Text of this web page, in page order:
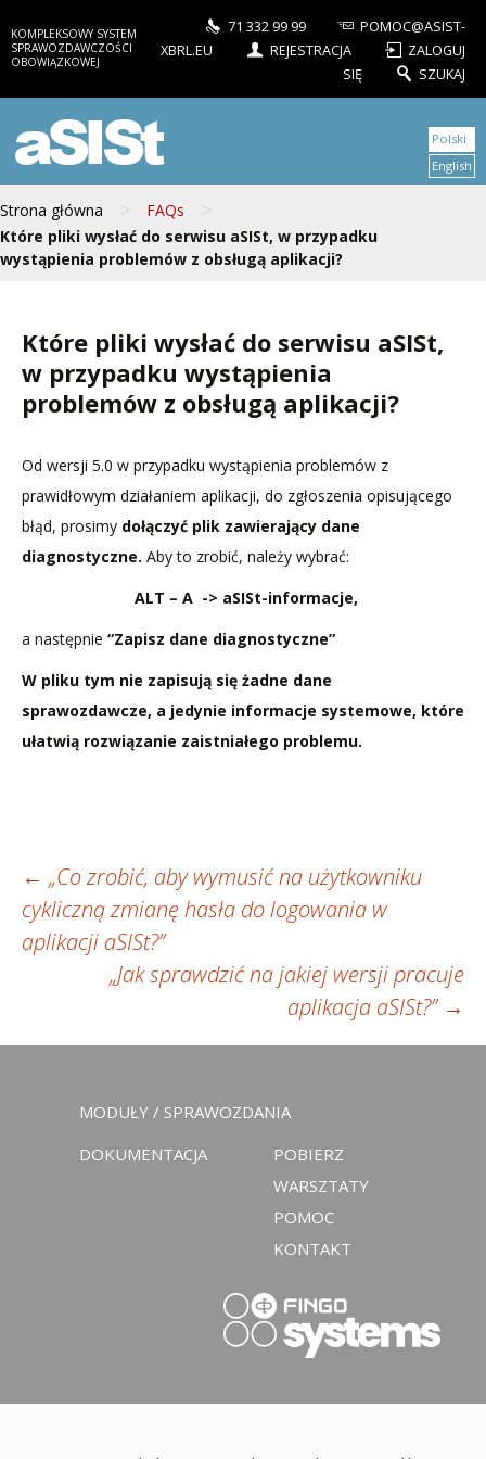
KOMPLEKSOWY SYSTEM
SPRAWOZDAWCZOŚCI
OBOWIĄZKOWEJ
71 332 99 99
POMOC@ASIST-
XBRL.EU
REJESTRACJA
ZALOGUJ
SIĘ
SZUKAJ
aSISt
Strona główna > FAQs >
Które pliki wysłać do serwisu aSISt, w przypadku
wystąpienia problemów z obsługą aplikacji?
Polski
English
Które pliki wysłać do serwisu aSISt,
w przypadku wystąpienia
problemów z obsługą aplikacji?
Od wersji 5.0 w przypadku wystąpienia problemów z
prawidłowym działaniem aplikacji, do zgłoszenia opisującego
błąd, prosimy dołączyć plik zawierający dane
diagnostyczne. Aby to zrobić, należy wybrać:
ALT – A -> aSISt-informacje,
a następnie “Zapisz dane diagnostyczne”
W pliku tym nie zapisują się żadne dane
sprawozdawcze, a jedynie informacje systemowe, które
ułatwią rozwiązanie zaistniałego problemu.
Zobacz
wpisy
← „Co zrobić, aby wymusić na użytkowniku
cykliczną zmianę hasła do logowania w
aplikacji aSISt?”
„Jak sprawdzić na jakiej wersji pracuje
aplikacja aSISt?” →
MODUŁY / SPRAWOZDANIA
DOKUMENTACJA
POBIERZ
WARSZTATY
POMOC
KONTAKT